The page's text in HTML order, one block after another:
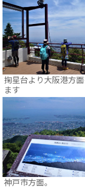
掬星台より大阪港方
ます
神戸市方面。